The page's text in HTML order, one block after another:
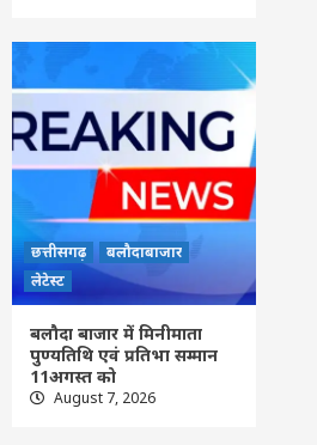
छत्तीसगढ़
बलौदाबाजार
लेटेस्ट
बलौदा बाजार में मिनीमाता
पुण्यतिथि एवं प्रतिभा सम्मान
11अगस्त को
August 7, 2026